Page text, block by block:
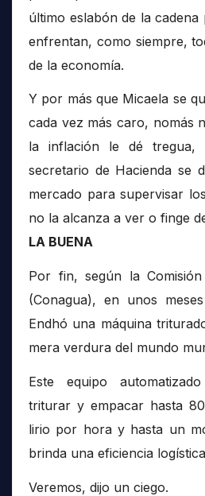
último eslabón de la
enfrentan, como siempre,
de la economía.
Y por más que Micaela se
cada vez más caro, nomás
la inflación le dé tregua,
secretario de Hacienda se
mercado para supervisar
no la alcanza a ver o finge
LA BUENA
Por fin, según la
(Conagua), en unos
Endhó una máquina
mera verdura del mundo
Este equipo
triturar y empacar hasta
lirio por hora y hasta un
brinda una eficiencia
Veremos, dijo un ciego.